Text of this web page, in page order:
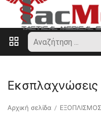
Εκσπλαχνώσεις
Αρχική σελίδα /